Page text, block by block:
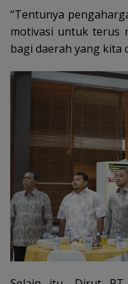
“Tentunya
motivasi untuk terus
bagi daerah yang kita